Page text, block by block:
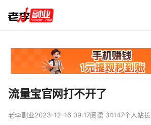
流量宝官网打不开了
老李副业2023-12-16 09:17阅读 34147个人站长